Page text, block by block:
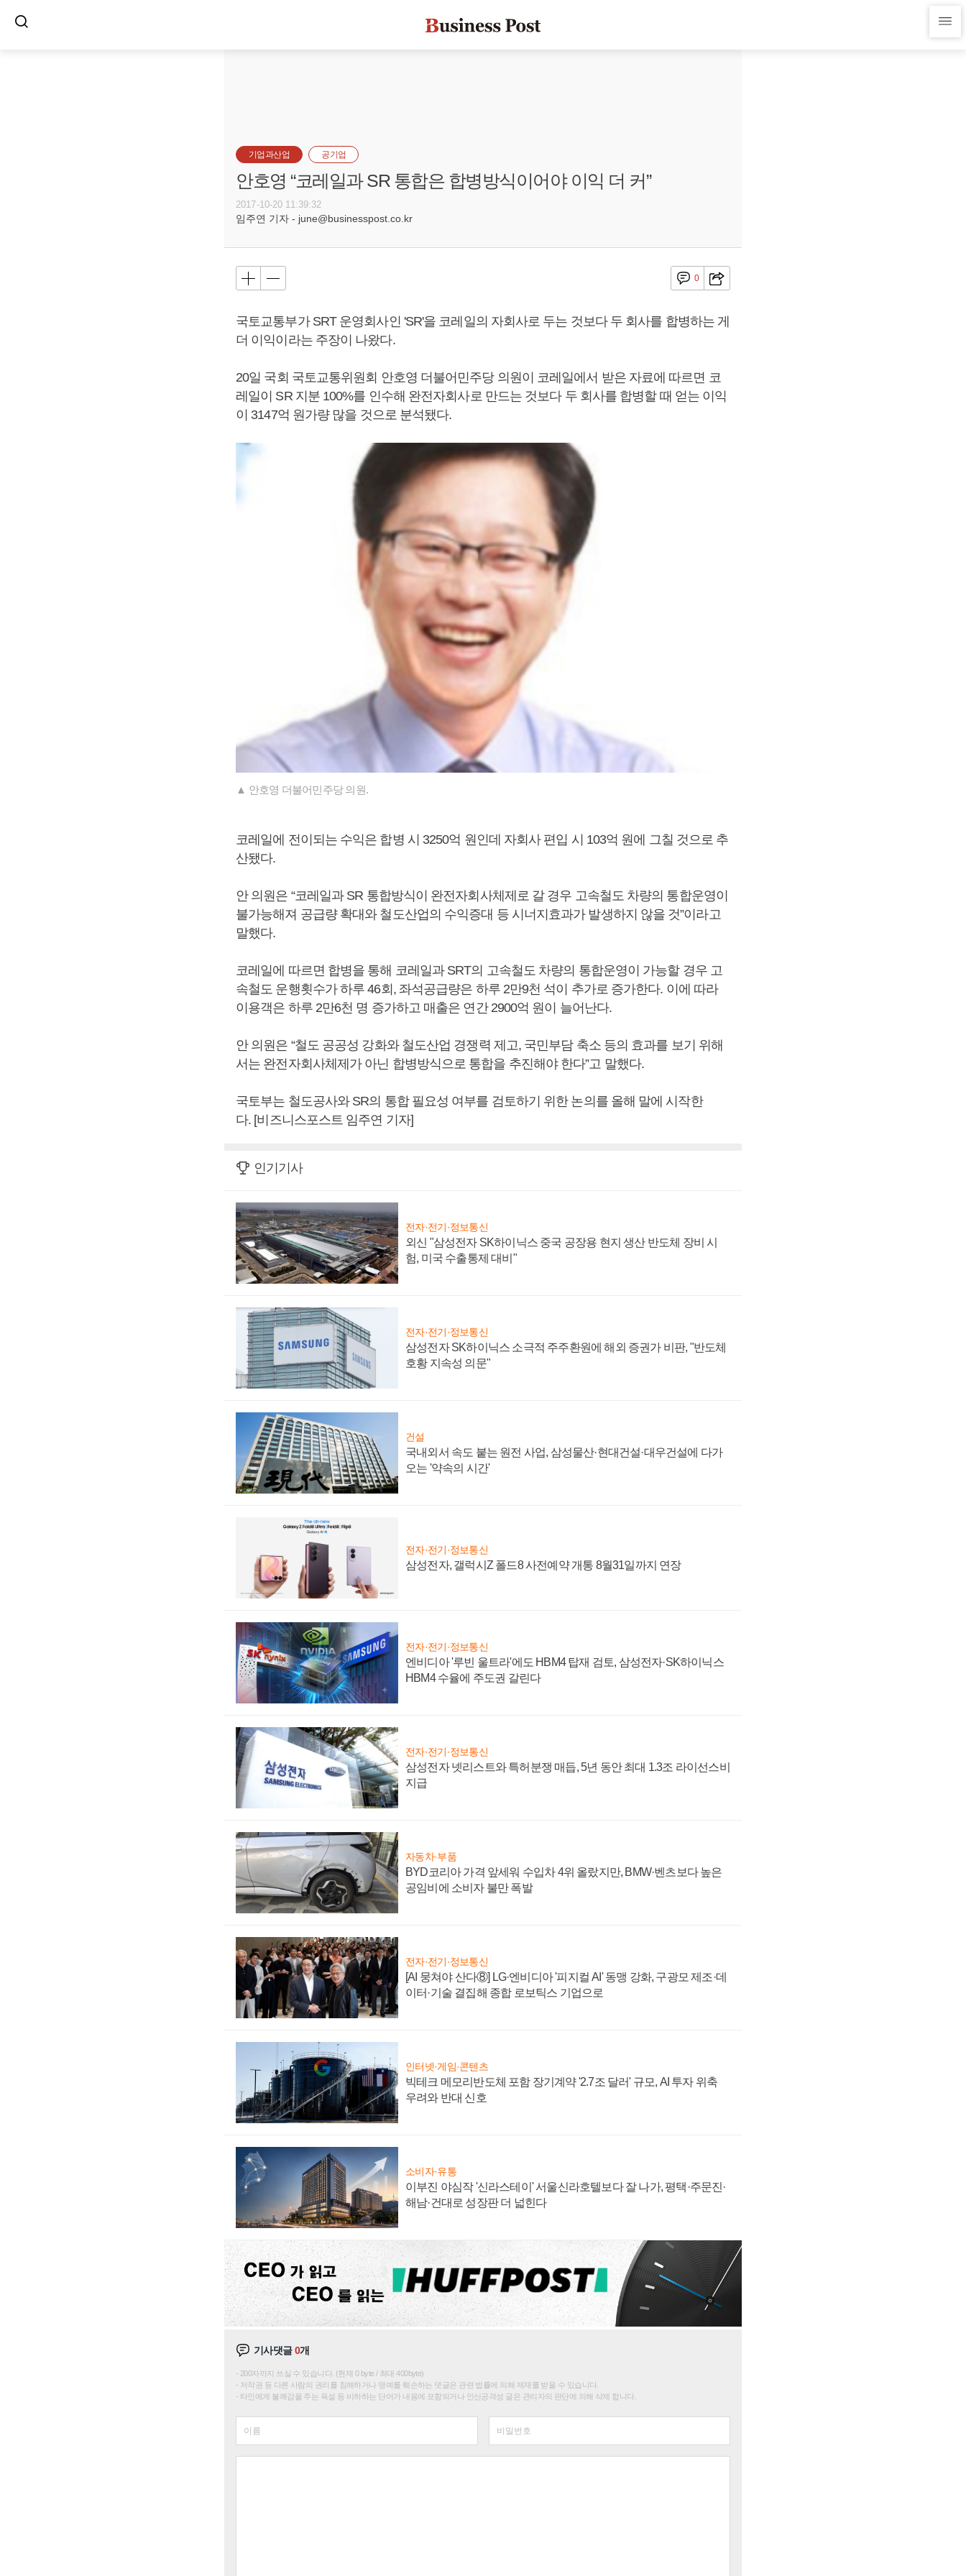
기업과산업 공기업
안호영 “코레일과 SR 통합은 합병방식이어야 이익 더 커”
2017-10-20 11:39:32
임주연 기자 - june@businesspost.co.kr
0
국토교통부가 SRT 운영회사인 'SR'을 코레일의 자회사로 두는 것보다 두 회사를 합병하는 게
더 이익이라는 주장이 나왔다.
20일 국회 국토교통위원회 안호영 더불어민주당 의원이 코레일에서 받은 자료에 따르면 코
레일이 SR 지분 100%를 인수해 완전자회사로 만드는 것보다 두 회사를 합병할 때 얻는 이익
이 3147억 원가량 많을 것으로 분석됐다.
▲ 안호영 더불어민주당 의원.
코레일에 전이되는 수익은 합병 시 3250억 원인데 자회사 편입 시 103억 원에 그칠 것으로 추
산됐다.
안 의원은 “코레일과 SR 통합방식이 완전자회사체제로 갈 경우 고속철도 차량의 통합운영이
불가능해져 공급량 확대와 철도산업의 수익증대 등 시너지효과가 발생하지 않을 것”이라고
말했다.
코레일에 따르면 합병을 통해 코레일과 SRT의 고속철도 차량의 통합운영이 가능할 경우 고
속철도 운행횟수가 하루 46회, 좌석공급량은 하루 2만9천 석이 추가로 증가한다. 이에 따라
이용객은 하루 2만6천 명 증가하고 매출은 연간 2900억 원이 늘어난다.
안 의원은 “철도 공공성 강화와 철도산업 경쟁력 제고, 국민부담 축소 등의 효과를 보기 위해
서는 완전자회사체제가 아닌 합병방식으로 통합을 추진해야 한다”고 말했다.
국토부는 철도공사와 SR의 통합 필요성 여부를 검토하기 위한 논의를 올해 말에 시작한
다. [비즈니스포스트 임주연 기자]
인기기사
전자·전기·정보통신
외신 "삼성전자 SK하이닉스 중국 공장용 현지 생산 반도체 장비 시
험, 미국 수출통제 대비"
전자·전기·정보통신
삼성전자 SK하이닉스 소극적 주주환원에 해외 증권가 비판, "반도체
호황 지속성 의문"
건설
국내외서 속도 붙는 원전 사업, 삼성물산·현대건설·대우건설에 다가
오는 '약속의 시간'
전자·전기·정보통신
삼성전자, 갤럭시Z 폴드8 사전예약 개통 8월31일까지 연장
전자·전기·정보통신
엔비디아 '루빈 울트라'에도 HBM4 탑재 검토, 삼성전자·SK하이닉스
HBM4 수율에 주도권 갈린다
전자·전기·정보통신
삼성전자 넷리스트와 특허분쟁 매듭, 5년 동안 최대 1.3조 라이선스비
지급
자동차·부품
BYD코리아 가격 앞세워 수입차 4위 올랐지만, BMW·벤츠보다 높은
공임비에 소비자 불만 폭발
전자·전기·정보통신
[AI 뭉쳐야 산다⑧] LG·엔비디아 '피지컬 AI' 동맹 강화, 구광모 제조·데
이터·기술 결집해 종합 로보틱스 기업으로
인터넷·게임·콘텐츠
빅테크 메모리반도체 포함 장기계약 '2.7조 달러' 규모, AI 투자 위축
우려와 반대 신호
소비자·유통
이부진 야심작 '신라스테이' 서울신라호텔보다 잘 나가, 평택·주문진·
해남·건대로 성장판 더 넓힌다
기사댓글0개
200자까지 쓰실 수 있습니다. (현재 0 byte / 최대 400byte)
저작권 등 다른 사람의 권리를 침해하거나 명예를 훼손하는 댓글은 관련 법률에 의해 제재를 받을 수 있습니다.
타인에게 불쾌감을 주는 욕설 등 비하하는 단어가 내용에 포함되거나 인신공격성 글은 관리자의 판단에 의해 삭제 합니다.